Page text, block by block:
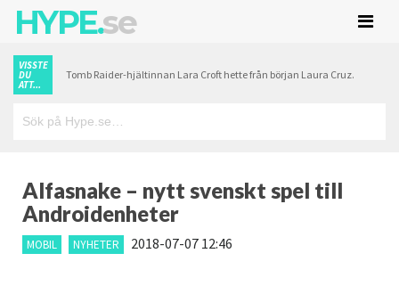
HYPE.se
VISSTE
DU
ATT...
Tomb Raider-hjältinnan Lara Croft hette från början Laura Cruz.
Alfasnake – nytt svenskt spel till
Androidenheter
MOBIL NYHETER 2018-07-07 12:46